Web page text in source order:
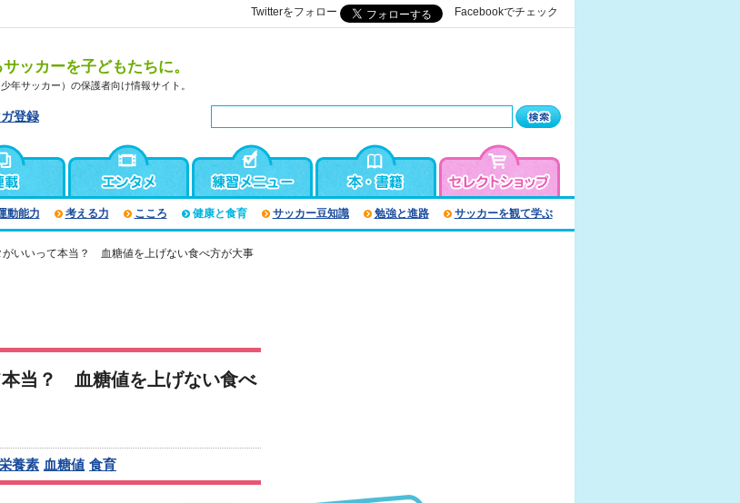
Twitterをフォロー Facebookでチェック
ッカーを子どもたちに。
年サッカー）の保護者向け情報サイト。
登録
動能力 考える力 こころ 健康と食育 サッカー豆知識 勉強と進路 サッカーを観て学ぶ
がいいって本当？ 血糖値を上げない食べ方が大事
当？ 血糖値を上げない食べ
養素 血糖値 食育